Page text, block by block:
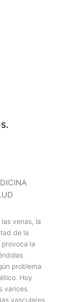
venas, la
de la
la
problema
Hoy
varices.
vasculares